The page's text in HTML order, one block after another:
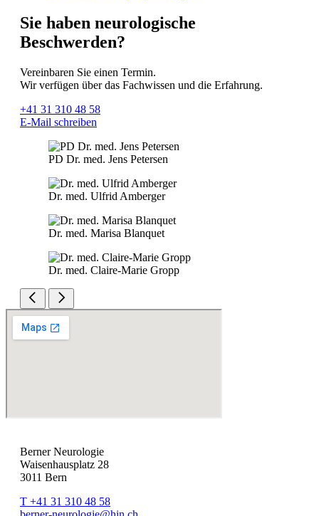
Sie haben neurologische
Beschwerden?
Vereinbaren Sie einen Termin.
Wir verfügen über das Fachwissen und die Erfahrung.
+41 31 310 48 58
E-Mail schreiben
PD Dr. med. Jens Petersen
Dr. med. Ulfrid Amberger
Dr. med. Marisa Blanquet
Dr. med. Claire-Marie Gropp
Berner Neurologie
Waisenhausplatz 28
3011 Bern
T +41 31 310 48 58